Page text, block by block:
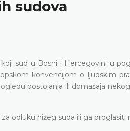
sudova
sud u Bosni i Hercegovini u
konvencijom o ljudskim
postojanja ili domašaja
odluku nižeg suda ili ga proglasiti